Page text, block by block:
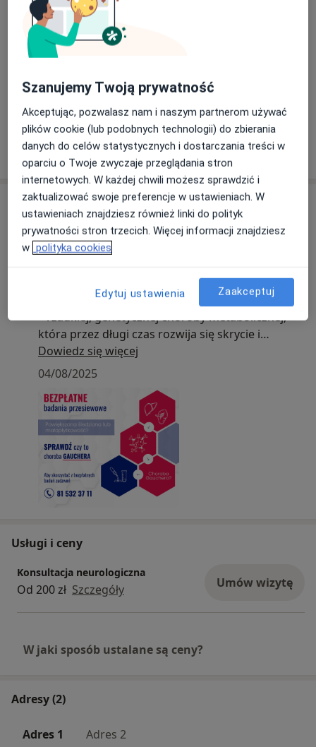
Zobacz galerię (5)
Pokaż więcejo doświadczeniu
Aktualności
lek. Ewa Porębska-Piwowarek
Królewska 11, 20-504 Lublin
To mogą być pierwsze sygnały choroby Gauchera
– rzadkiej, genetycznej choroby metabolicznej,
która przez długi czas rozwija się skrycie i
niespecyficznie.
Typowe objawy, które mogą wskazywać na
• Małopłytkowość (PLT <100×10⁹/l)
• Powiększenie śledziony lub wątroby w
badaniach obrazowych
• Przewlekła niedokrwistość o niejasnej
przyczynie
Dodatkowe objawy:
• Bóle kości i stawów
• Skłonność do siniaków i krwawień
• Obniżona odporność, częste infekcje
• Tendencja do złamań kości
Choroba może także wpływać na płuca i mózg.
niedoborem enzymu glukocerebrozydazy, co
Nieleczona, może prowadzić do poważnych
uszkodzeń narządów.
Dowiedz się więcej
04/08/2025
Usługi i ceny
Konsultacja neurologiczna
Od 200 zł Szczegóły Umów wizytę
W jaki sposób ustalane są ceny?
Adresy (2)
Adres 1 Adres 2
Szanujemy Twoją prywatność
Akceptując, pozwalasz nam i naszym partnerom używać
plików cookie (lub podobnych technologii) do zbierania
danych do celów statystycznych i dostarczania treści w
oparciu o Twoje zwyczaje przeglądania stron
internetowych. W każdej chwili możesz sprawdzić i
zaktualizować swoje preferencje w ustawieniach. W
ustawieniach znajdziesz również linki do polityk
prywatności stron trzecich. Więcej informacji znajdziesz
w polityka cookies
Edytuj ustawienia Zaakceptuj